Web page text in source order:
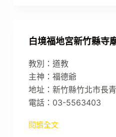
白境福地宮新竹縣寺
教別：道教
主神：福德爺
地址：新竹縣竹北市長
電話：03-5563403
閱讀全文